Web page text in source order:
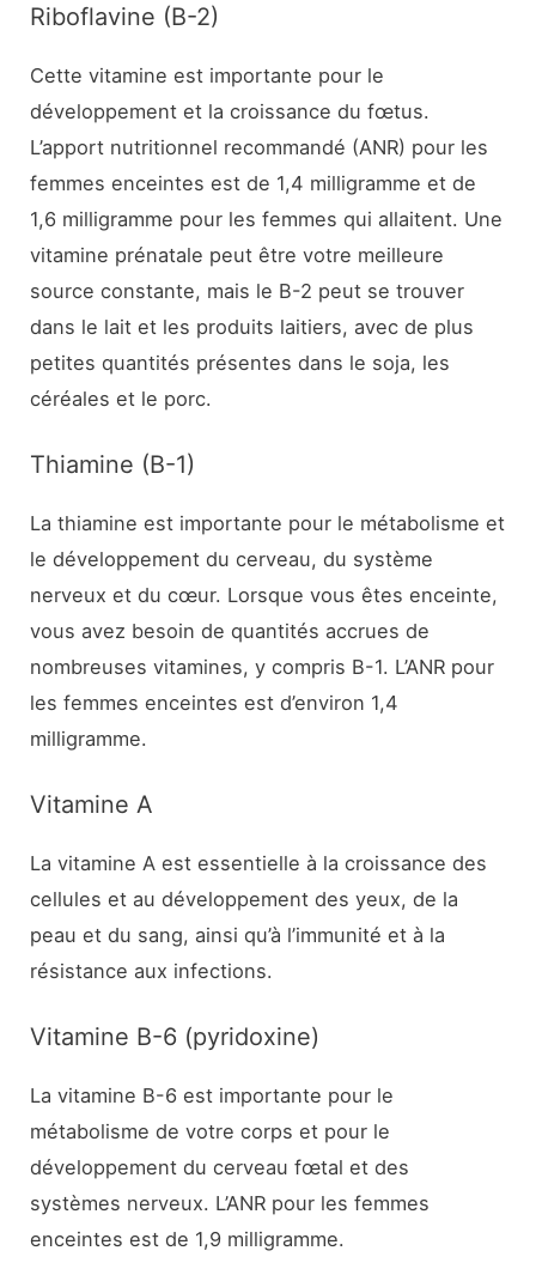
Riboflavine (B-2)
Cette vitamine est importante pour le
développement et la croissance du fœtus.
L’apport nutritionnel recommandé (ANR) pour les
femmes enceintes est de 1,4 milligramme et de
1,6 milligramme pour les femmes qui allaitent. Une
vitamine prénatale peut être votre meilleure
source constante, mais le B-2 peut se trouver
dans le lait et les produits laitiers, avec de plus
petites quantités présentes dans le soja, les
céréales et le porc.
Thiamine (B-1)
La thiamine est importante pour le métabolisme et
le développement du cerveau, du système
nerveux et du cœur. Lorsque vous êtes enceinte,
vous avez besoin de quantités accrues de
nombreuses vitamines, y compris B-1. L’ANR pour
les femmes enceintes est d’environ 1,4
milligramme.
Vitamine A
La vitamine A est essentielle à la croissance des
cellules et au développement des yeux, de la
peau et du sang, ainsi qu’à l’immunité et à la
résistance aux infections.
Vitamine B-6 (pyridoxine)
La vitamine B-6 est importante pour le
métabolisme de votre corps et pour le
développement du cerveau fœtal et des
systèmes nerveux. L’ANR pour les femmes
enceintes est de 1,9 milligramme.